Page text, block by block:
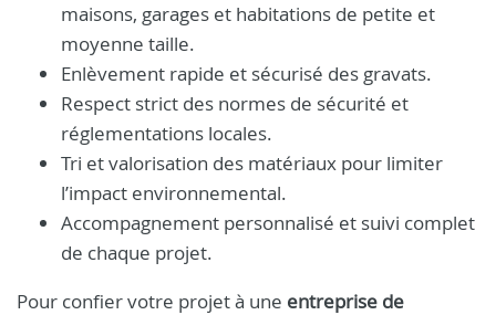
maisons, garages et habitations de petite et
moyenne taille.
Enlèvement rapide et sécurisé des gravats.
Respect strict des normes de sécurité et
réglementations locales.
Tri et valorisation des matériaux pour limiter
l’impact environnemental.
Accompagnement personnalisé et suivi complet
de chaque projet.
Pour confier votre projet à une entreprise de